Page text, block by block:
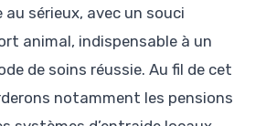
sérieux, avec un souci
animal, indispensable à un
de soins réussie. Au fil de cet
notamment les pensions